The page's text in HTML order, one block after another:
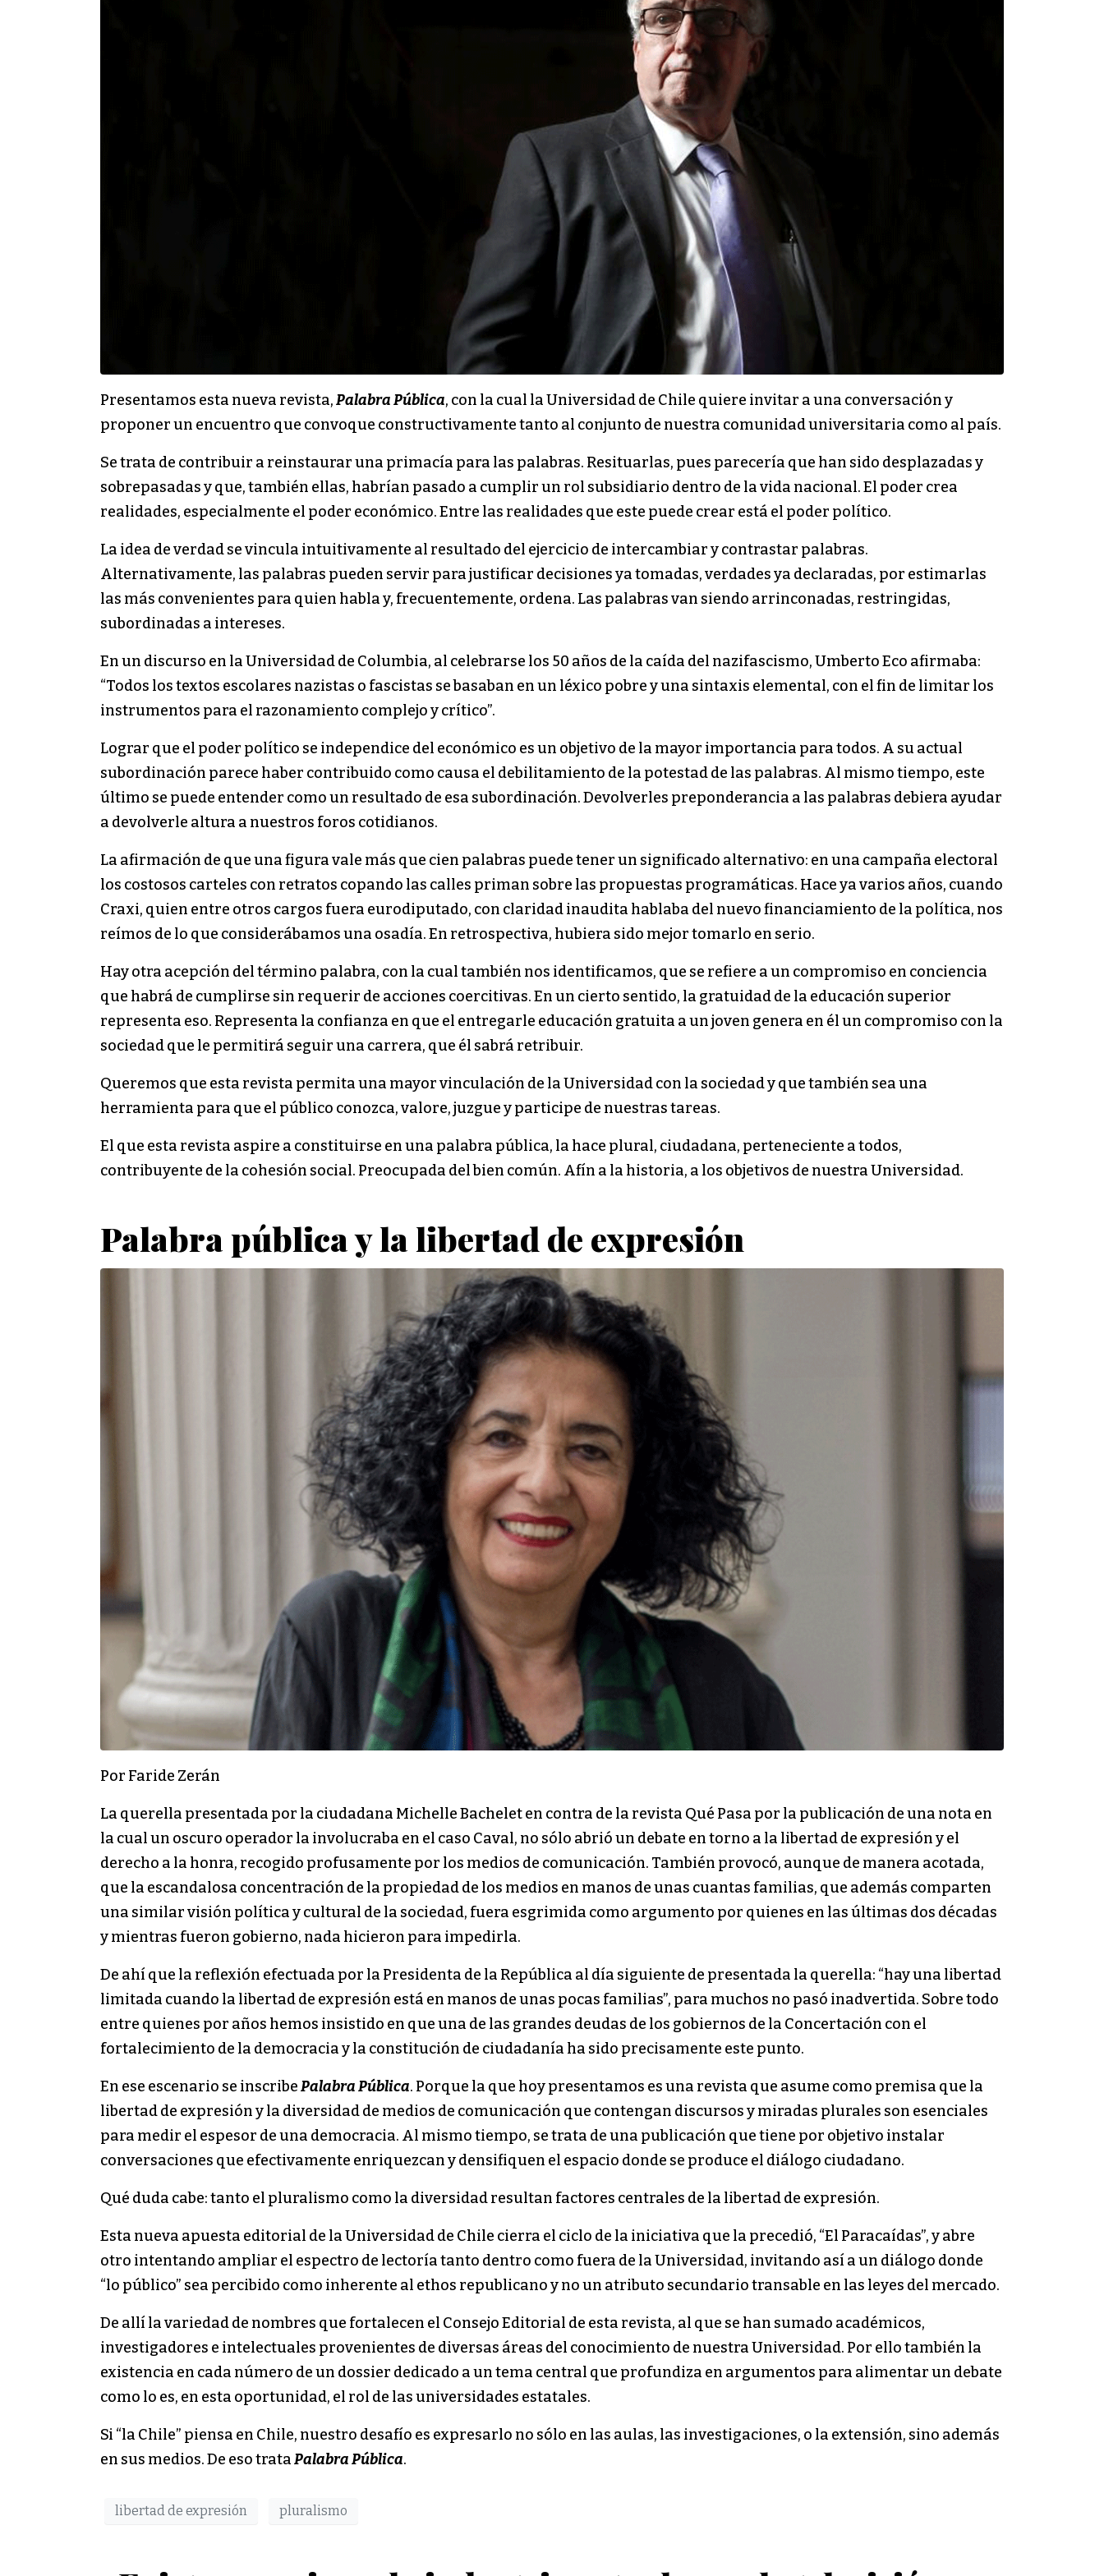
Presentamos esta nueva revista,Palabra Pública, con la cual la Universidad de Chile quiere invitar a una conversación y
proponer un encuentro que convoque constructivamente tanto al conjunto de nuestra comunidad universitaria como al país.
Se trata de contribuir a reinstaurar una primacía para las palabras. Resituarlas, pues parecería que han sido desplazadas y
sobrepasadas y que, también ellas, habrían pasado a cumplir un rol subsidiario dentro de la vida nacional. El poder crea
realidades, especialmente el poder económico. Entre las realidades que este puede crear está el poder político.
La idea de verdad se vincula intuitivamente al resultado del ejercicio de intercambiar y contrastar palabras.
Alternativamente, las palabras pueden servir para justificar decisiones ya tomadas, verdades ya declaradas, por estimarlas
las más convenientes para quien habla y, frecuentemente, ordena. Las palabras van siendo arrinconadas, restringidas,
subordinadas a intereses.
En un discurso en la Universidad de Columbia, al celebrarse los 50 años de la caída del nazifascismo, Umberto Eco afirmaba:
“Todos los textos escolares nazistas o fascistas se basaban en un léxico pobre y una sintaxis elemental, con el fin de limitar los
instrumentos para el razonamiento complejo y crítico”.
Lograr que el poder político se independice del económico es un objetivo de la mayor importancia para todos. A su actual
subordinación parece haber contribuido como causa el debilitamiento de la potestad de las palabras. Al mismo tiempo, este
último se puede entender como un resultado de esa subordinación. Devolverles preponderancia a las palabras debiera ayudar
a devolverle altura a nuestros foros cotidianos.
La afirmación de que una figura vale más que cien palabras puede tener un significado alternativo: en una campaña electoral
los costosos carteles con retratos copando las calles priman sobre las propuestas programáticas. Hace ya varios años, cuando
Craxi, quien entre otros cargos fuera eurodiputado, con claridad inaudita hablaba del nuevo financiamiento de la política, nos
reímos de lo que considerábamos una osadía. En retrospectiva, hubiera sido mejor tomarlo en serio.
Hay otra acepción del término palabra, con la cual también nos identificamos, que se refiere a un compromiso en conciencia
que habrá de cumplirse sin requerir de acciones coercitivas. En un cierto sentido, la gratuidad de la educación superior
representa eso. Representa la confianza en que el entregarle educación gratuita a un joven genera en él un compromiso con la
sociedad que le permitirá seguir una carrera, que él sabrá retribuir.
Queremos que esta revista permita una mayor vinculación de la Universidad con la sociedad y que también sea una
herramienta para que el público conozca, valore, juzgue y participe de nuestras tareas.
El que esta revista aspire a constituirse en una palabra pública, la hace plural, ciudadana, perteneciente a todos,
contribuyente de la cohesión social. Preocupada del bien común. Afín a la historia, a los objetivos de nuestra Universidad.
Palabra pública y la libertad de expresión
Por Faride Zerán
La querella presentada por la ciudadana Michelle Bachelet en contra de la revista Qué Pasa por la publicación de una nota en
la cual un oscuro operador la involucraba en el caso Caval, no sólo abrió un debate en torno a la libertad de expresión y el
derecho a la honra, recogido profusamente por los medios de comunicación. También provocó, aunque de manera acotada,
que la escandalosa concentración de la propiedad de los medios en manos de unas cuantas familias, que además comparten
una similar visión política y cultural de la sociedad, fuera esgrimida como argumento por quienes en las últimas dos décadas
y mientras fueron gobierno, nada hicieron para impedirla.
De ahí que la reflexión efectuada por la Presidenta de la República al día siguiente de presentada la querella: “hay una libertad
limitada cuando la libertad de expresión está en manos de unas pocas familias”, para muchos no pasó inadvertida. Sobre todo
entre quienes por años hemos insistido en que una de las grandes deudas de los gobiernos de la Concertación con el
fortalecimiento de la democracia y la constitución de ciudadanía ha sido precisamente este punto.
En ese escenario se inscribePalabra Pública. Porque la que hoy presentamos es una revista que asume como premisa que la
libertad de expresión y la diversidad de medios de comunicación que contengan discursos y miradas plurales son esenciales
para medir el espesor de una democracia. Al mismo tiempo, se trata de una publicación que tiene por objetivo instalar
conversaciones que efectivamente enriquezcan y densifiquen el espacio donde se produce el diálogo ciudadano.
Qué duda cabe: tanto el pluralismo como la diversidad resultan factores centrales de la libertad de expresión.
Esta nueva apuesta editorial de la Universidad de Chile cierra el ciclo de la iniciativa que la precedió, “El Paracaídas”, y abre
otro intentando ampliar el espectro de lectoría tanto dentro como fuera de la Universidad, invitando así a un diálogo donde
“lo público” sea percibido como inherente al ethos republicano y no un atributo secundario transable en las leyes del mercado.
De allí la variedad de nombres que fortalecen el Consejo Editorial de esta revista, al que se han sumado académicos,
investigadores e intelectuales provenientes de diversas áreas del conocimiento de nuestra Universidad. Por ello también la
existencia en cada número de un dossier dedicado a un tema central que profundiza en argumentos para alimentar un debate
como lo es, en esta oportunidad, el rol de las universidades estatales.
Si “la Chile” piensa en Chile, nuestro desafío es expresarlo no sólo en las aulas, las investigaciones, o la extensión, sino además
en sus medios. De eso trataPalabra Pública.
libertad de expresión pluralismo